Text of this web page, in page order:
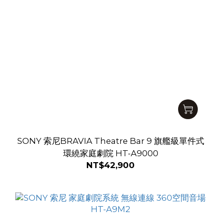
SONY 索尼BRAVIA Theatre Bar 9 旗艦級單件式
環繞家庭劇院 HT-A9000
NT$42,900